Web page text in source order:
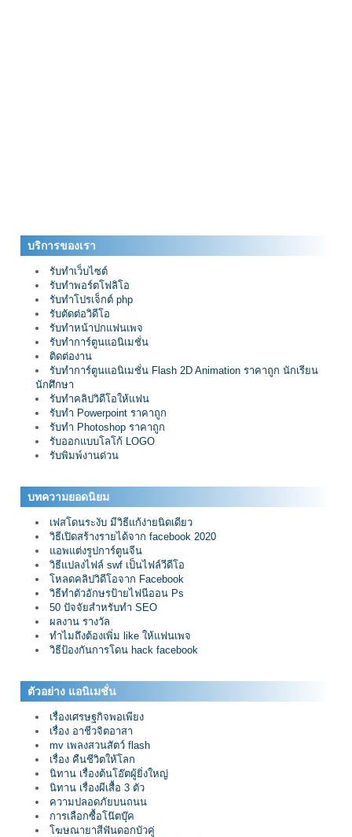
บริการของเรา
รับทำเว็บไซต์
รับทำพอร์ตโฟลิโอ
รับทำโปรเจ็กต์ php
รับตัดต่อวิดีโอ
รับทำหน้าปกแฟนเพจ
รับทำการ์ตูนแอนิเมชั่น
ติดต่องาน
รับทำการ์ตูนแอนิเมชั่น Flash 2D Animation ราคาถูก นักเรียน
นักศึกษา
รับทำคลิปวิดีโอให้แฟน
รับทำ Powerpoint ราคาถูก
รับทำ Photoshop ราคาถูก
รับออกแบบโลโก้ LOGO
รับพิมพ์งานด่วน
บทความยอดนิยม
เฟสโดนระงับ มีวิธีแก้ง่ายนิดเดียว
วิธีเปิดสร้างรายได้จาก facebook 2020
แอพแต่งรูปการ์ตูนจีน
วิธีแปลงไฟล์ swf เป็นไฟล์วีดีโอ
โหลดคลิปวิดีโอจาก Facebook
วิธีทำตัวอักษรป้ายไฟนีออน Ps
50 ปัจจัยสำหรับทำ SEO
ผลงาน รางวัล
ทำไมถึงต้องเพิ่ม like ให้แฟนเพจ
วิธีป้องกันการโดน hack facebook
ตัวอย่าง แอนิเมชั่น
เรื่องเศรษฐกิจพอเพียง
เรื่อง อาชีวจิตอาสา
mv เพลงสวนสัตว์ flash
เรื่อง คืนชีวิตให้โลก
นิทาน เรื่องต้นโอ๊ตผู้ยิ่งใหญ่
นิทาน เรื่องผีเสื้อ 3 ตัว
ความปลอดภัยบนถนน
การเลือกซื้อโน๊ตบุ๊ค
โฆษณายาสีฟันดอกบัวคู่